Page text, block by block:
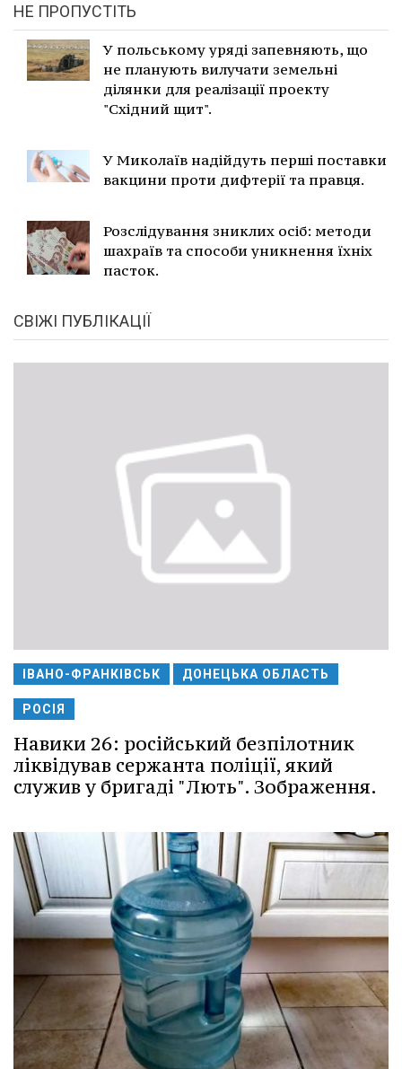
НЕ ПРОПУСТІТЬ
У польському уряді запевняють, що
не планують вилучати земельні
ділянки для реалізації проекту
"Східний щит".
У Миколаїв надійдуть перші поставки
вакцини проти дифтерії та правця.
Розслідування зниклих осіб: методи
шахраїв та способи уникнення їхніх
пасток.
СВІЖІ ПУБЛІКАЦІЇ
ІВАНО-ФРАНКІВСЬК ДОНЕЦЬКА ОБЛАСТЬ
РОСІЯ
Навики 26: російський безпілотник
ліквідував сержанта поліції, який
служив у бригаді "Лють". Зображення.